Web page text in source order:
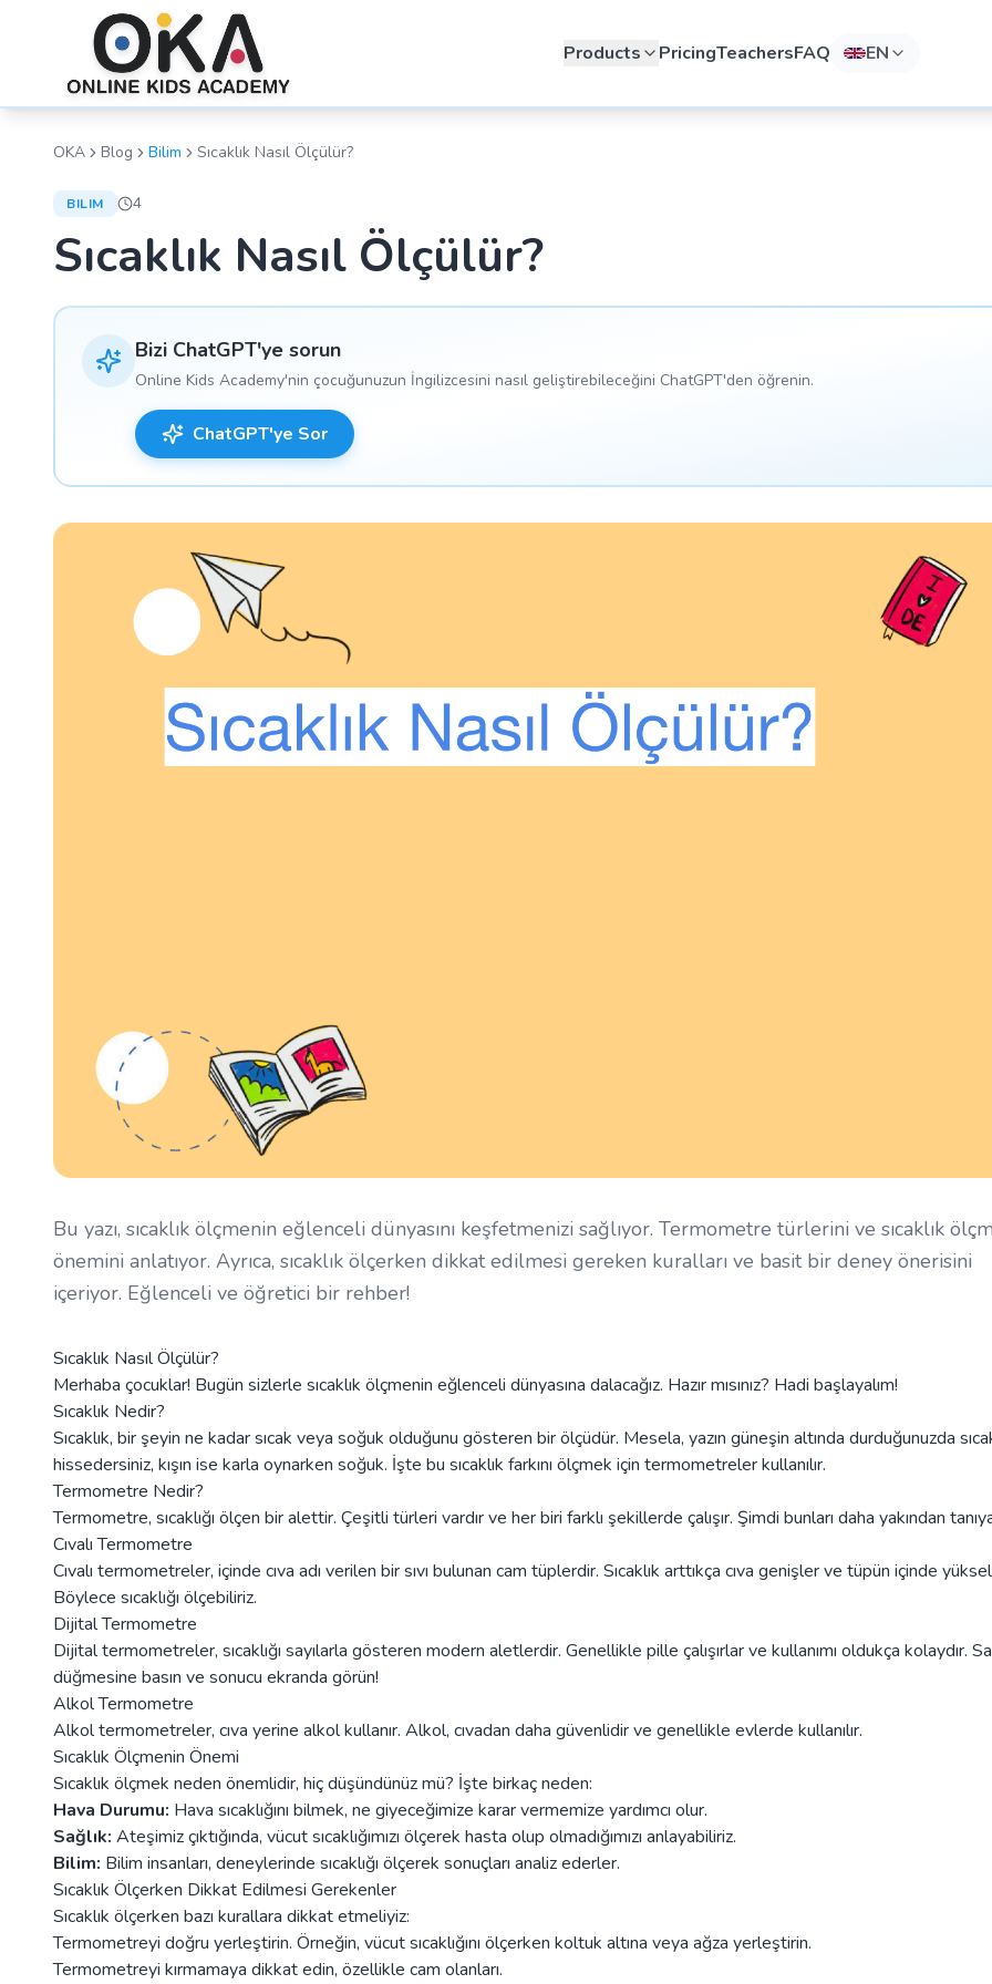
Products PricingTeachersFAQ EN
OKA Blog Bilim Sıcaklık Nasıl Ölçülür?
BILIM 4
Sıcaklık Nasıl Ölçülür?
Bizi ChatGPT'ye sorun
Online Kids Academy'nin çocuğunuzun İngilizcesini nasıl geliştirebileceğini ChatGPT'den öğrenin.
ChatGPT'ye Sor
Bu yazı, sıcaklık ölçmenin eğlenceli dünyasını keşfetmenizi sağlıyor. Termometre türlerini ve sıcaklık
önemini anlatıyor. Ayrıca, sıcaklık ölçerken dikkat edilmesi gereken kuralları ve basit bir deney önerisini
içeriyor. Eğlenceli ve öğretici bir rehber!
Sıcaklık Nasıl Ölçülür?
Merhaba çocuklar! Bugün sizlerle sıcaklık ölçmenin eğlenceli dünyasına dalacağız. Hazır mısınız? Hadi başlayalım!
Sıcaklık Nedir?
Sıcaklık, bir şeyin ne kadar sıcak veya soğuk olduğunu gösteren bir ölçüdür. Mesela, yazın güneşin altında durduğunuzda
hissedersiniz, kışın ise karla oynarken soğuk. İşte bu sıcaklık farkını ölçmek için termometreler kullanılır.
Termometre Nedir?
Termometre, sıcaklığı ölçen bir alettir. Çeşitli türleri vardır ve her biri farklı şekillerde çalışır. Şimdi bunları daha yakından
Cıvalı Termometre
Cıvalı termometreler, içinde cıva adı verilen bir sıvı bulunan cam tüplerdir. Sıcaklık arttıkça cıva genişler ve tüpün içinde
Böylece sıcaklığı ölçebiliriz.
Dijital Termometre
Dijital termometreler, sıcaklığı sayılarla gösteren modern aletlerdir. Genellikle pille çalışırlar ve kullanımı oldukça kolaydır.
düğmesine basın ve sonucu ekranda görün!
Alkol Termometre
Alkol termometreler, cıva yerine alkol kullanır. Alkol, cıvadan daha güvenlidir ve genellikle evlerde kullanılır.
Sıcaklık Ölçmenin Önemi
Sıcaklık ölçmek neden önemlidir, hiç düşündünüz mü? İşte birkaç neden:
Hava Durumu: Hava sıcaklığını bilmek, ne giyeceğimize karar vermemize yardımcı olur.
Sağlık: Ateşimiz çıktığında, vücut sıcaklığımızı ölçerek hasta olup olmadığımızı anlayabiliriz.
Bilim: Bilim insanları, deneylerinde sıcaklığı ölçerek sonuçları analiz ederler.
Sıcaklık Ölçerken Dikkat Edilmesi Gerekenler
Sıcaklık ölçerken bazı kurallara dikkat etmeliyiz:
Termometreyi doğru yerleştirin. Örneğin, vücut sıcaklığını ölçerken koltuk altına veya ağza yerleştirin.
Termometreyi kırmamaya dikkat edin, özellikle cam olanları.